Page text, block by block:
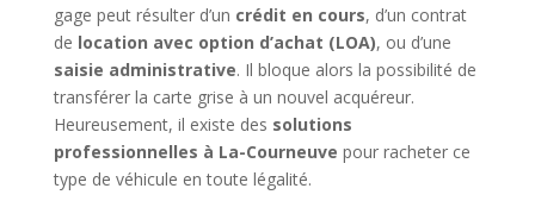
gage peut résulter d’un crédit en cours, d’un contrat
de location avec option d’achat (LOA), ou d’une
saisie administrative. Il bloque alors la possibilité de
transférer la carte grise à un nouvel acquéreur.
Heureusement, il existe des solutions
professionnelles à La-Courneuve pour racheter ce
type de véhicule en toute légalité.